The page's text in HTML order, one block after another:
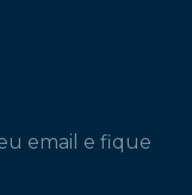
email e fique